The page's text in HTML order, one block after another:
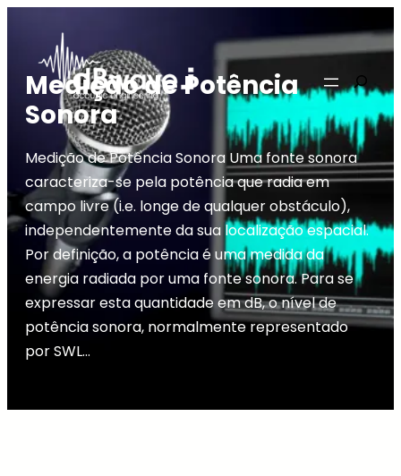
conteúdo
Medição de Potência
Sonora
Medição de Potência Sonora Uma fonte sonora
caracteriza-se pela potência que radia em
campo livre (i.e. longe de qualquer obstáculo),
independentemente da sua localização espacial.
Por definição, a potência é uma medida da
energia radiada por uma fonte sonora. Para se
expressar esta quantidade em dB, o nível de
potência sonora, normalmente representado
por SWL…